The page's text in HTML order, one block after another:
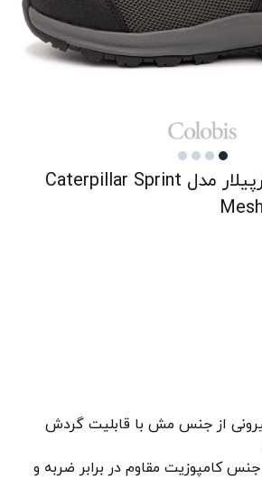
کفش ایمنی کاترپیلار مدل Caterpillar Sprint
از جنس مش با قابلیت گردش
کامپوزیت مقاوم در برابر ضربه و